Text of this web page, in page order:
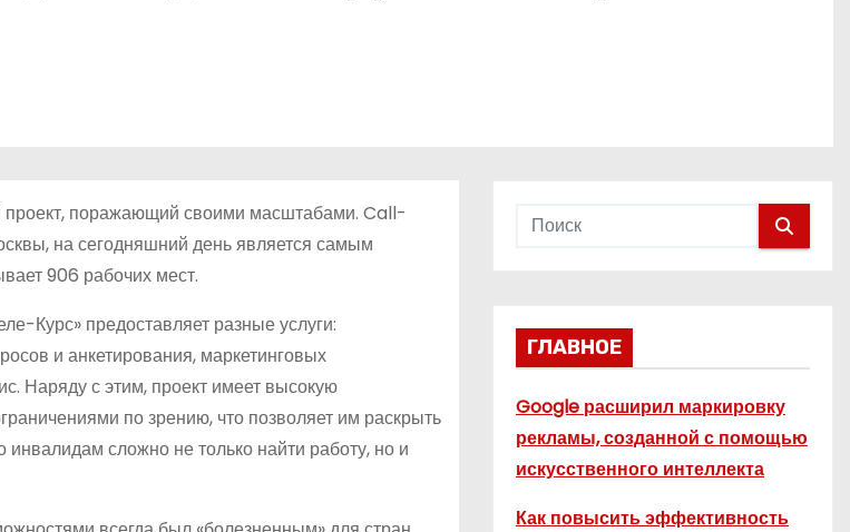
проект, поражающий своими масштабами. Call-
на сегодняшний день является самым
906 рабочих мест.
Курс» предоставляет разные услуги:
и анкетирования, маркетинговых
Наряду с этим, проект имеет высокую
по зрению, что позволяет им раскрыть
инвалидам сложно не только найти работу, но и
ГЛАВНОЕ
Google расширил маркировку
рекламы, созданной с помощью
искусственного интеллекта
Как повысить эффективность